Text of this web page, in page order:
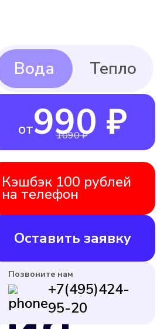
от990 ₽
1090 ₽
Кэшбэк 100 рублей
на телефон
Оставить заявку
Позвоните нам
+7(495)424-
95-20